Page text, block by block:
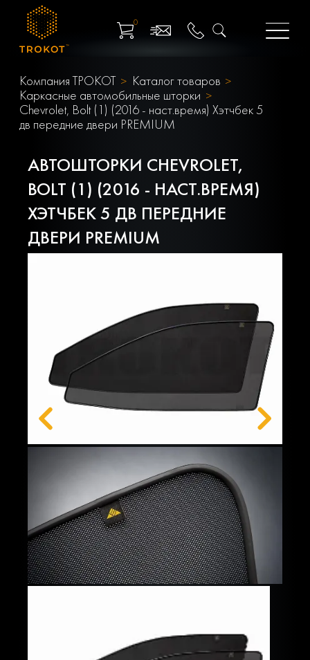
0
Компания ТРОКОТ
Каталог товаров
Каркасные автомобильные шторки
Chevrolet, Bolt (1) (2016 - наст.время) Хэтчбек 5
дв передние двери PREMIUM
АВТОШТОРКИ CHEVROLET,
BOLT (1) (2016 - НАСТ.ВРЕМЯ)
ХЭТЧБЕК 5 ДВ ПЕРЕДНИЕ
ДВЕРИ PREMIUM